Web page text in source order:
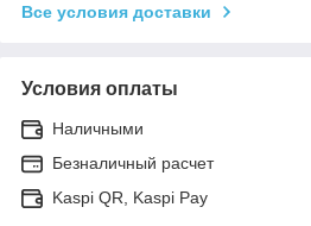
Все условия доставки
Условия оплаты
Наличными
Безналичный расчет
Kaspi QR, Kaspi Pay